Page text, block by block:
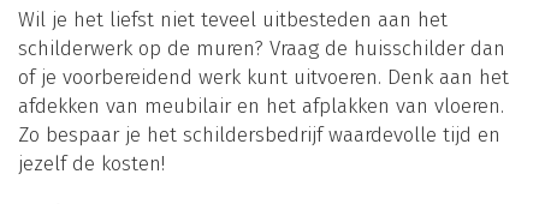
Wil je het liefst niet teveel uitbesteden aan het
schilderwerk op de muren? Vraag de huisschilder dan
of je voorbereidend werk kunt uitvoeren. Denk aan het
afdekken van meubilair en het afplakken van vloeren.
Zo bespaar je het schildersbedrijf waardevolle tijd en
jezelf de kosten!